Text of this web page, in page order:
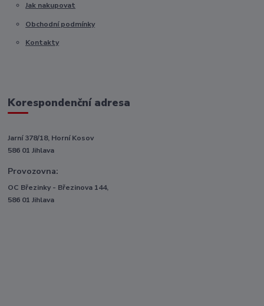
Jak nakupovat
Obchodní podmínky
Kontakty
Korespondenční adresa
Jarní 378/18, Horní Kosov
586 01 Jihlava
Provozovna:
OC Březinky - Březinova 144,
586 01 Jihlava